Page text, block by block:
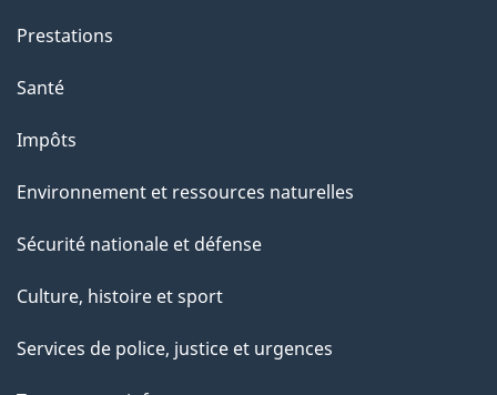
s
u
c
e
t
e
a
Prestations
Santé
Impôts
Environnement et ressources naturelles
Sécurité nationale et défense
Culture, histoire et sport
Services de police, justice et urgences